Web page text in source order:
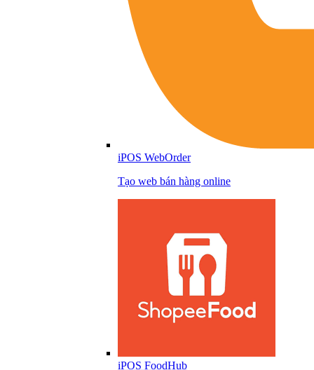
iPOS WebOrder
Tạo web bán hàng online
iPOS FoodHub